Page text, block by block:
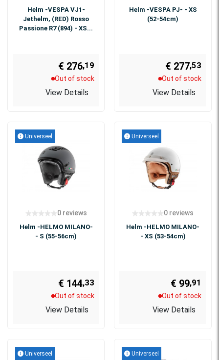
Helm -VESPA VJ1-
Jethelm, (RED) Rosso
Passione R7 (894) - XS...
€ 276,19
Out of stock
View Details
Helm -VESPA PJ- - XS
(52-54cm)
€ 277,53
Out of stock
View Details
Universeel
0 reviews
Helm -HELMO MILANO-
- S (55-56cm)
€ 144,33
Out of stock
View Details
Universeel
0 reviews
Helm -HELMO MILANO-
- XS (53-54cm)
€ 99,91
Out of stock
View Details
Universeel Universeel